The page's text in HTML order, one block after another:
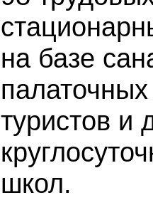
на базе
туристов и
школ.